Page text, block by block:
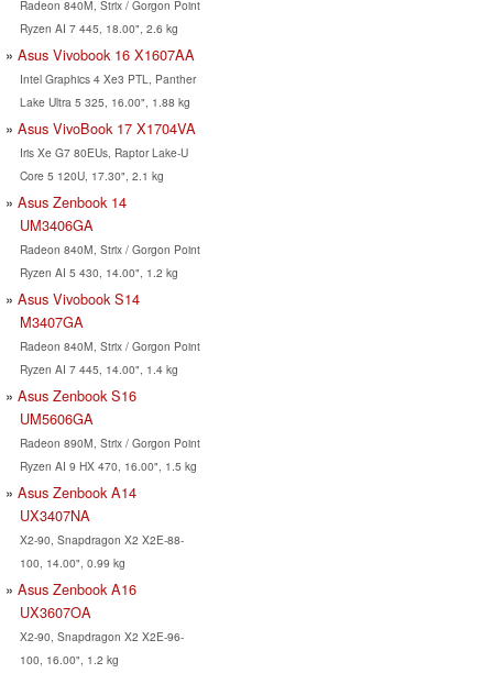
Radeon 840M, Strix / Gorgon Point
Ryzen AI 7 445, 18.00", 2.6 kg
Asus Vivobook 16 X1607AA
Intel Graphics 4 Xe3 PTL, Panther
Lake Ultra 5 325, 16.00", 1.88 kg
Asus VivoBook 17 X1704VA
Iris Xe G7 80EUs, Raptor Lake-U
Core 5 120U, 17.30", 2.1 kg
Asus Zenbook 14
UM3406GA
Radeon 840M, Strix / Gorgon Point
Ryzen AI 5 430, 14.00", 1.2 kg
Asus Vivobook S14
M3407GA
Radeon 840M, Strix / Gorgon Point
Ryzen AI 7 445, 14.00", 1.4 kg
Asus Zenbook S16
UM5606GA
Radeon 890M, Strix / Gorgon Point
Ryzen AI 9 HX 470, 16.00", 1.5 kg
Asus Zenbook A14
UX3407NA
X2-90, Snapdragon X2 X2E-88-
100, 14.00", 0.99 kg
Asus Zenbook A16
UX3607OA
X2-90, Snapdragon X2 X2E-96-
100, 16.00", 1.2 kg